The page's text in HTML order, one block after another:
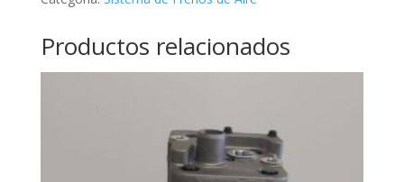
Productos relacionados